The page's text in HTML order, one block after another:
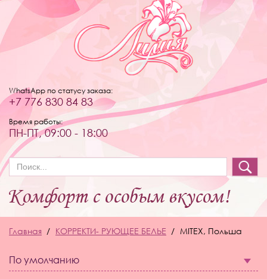
WhatsApp по статусу заказа:
+7 776 830 84 83
Время работы:
ПН-ПТ, 09:00 - 18:00
Форма поиска
Главная КОРРЕКТИ- РУЮЩЕЕ БЕЛЬЕ MITEX, Польша
По умолчанию